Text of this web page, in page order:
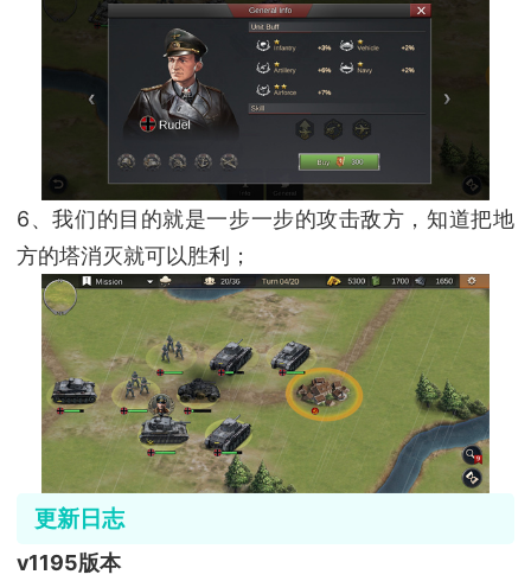
6、我们的目的就是一步一步的攻击敌方，知道把地
方的塔消灭就可以胜利；
更新日志
v1195版本